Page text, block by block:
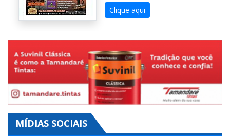
Clique aqui
MÍDIAS SOCIAIS